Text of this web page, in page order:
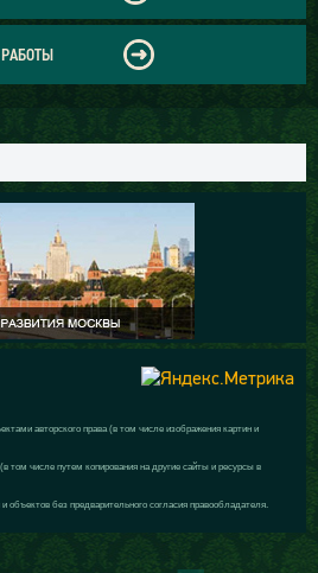
авторского права (в том числе изображения картин и
том числе путем копирования на другие сайты и ресурсы в
без предварительного согласия правообладателя.